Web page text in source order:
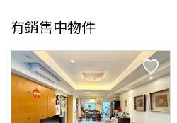
有銷售中物件